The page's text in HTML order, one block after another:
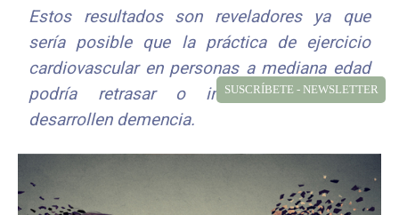
Estos resultados son reveladores ya que
sería posible que la práctica de ejercicio
cardiovascularen personas a mediana edad
podría retrasar o incluso evitar que
desarrollen demencia.
SUSCRÍBETE - NEWSLETTER